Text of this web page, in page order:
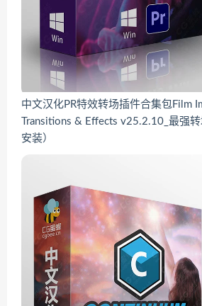
中文汉化PR特效转场插件合集包Film
Transitions & Effects v25.2.10_最强
安装）